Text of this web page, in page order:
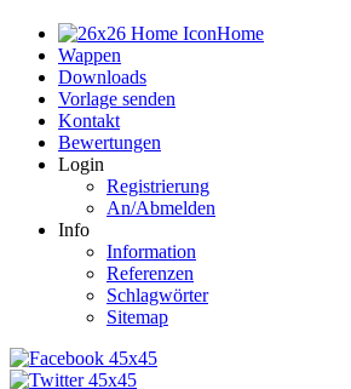
Home
Wappen
Downloads
Vorlage senden
Kontakt
Bewertungen
Login
Registrierung
An/Abmelden
Info
Information
Referenzen
Schlagwörter
Sitemap